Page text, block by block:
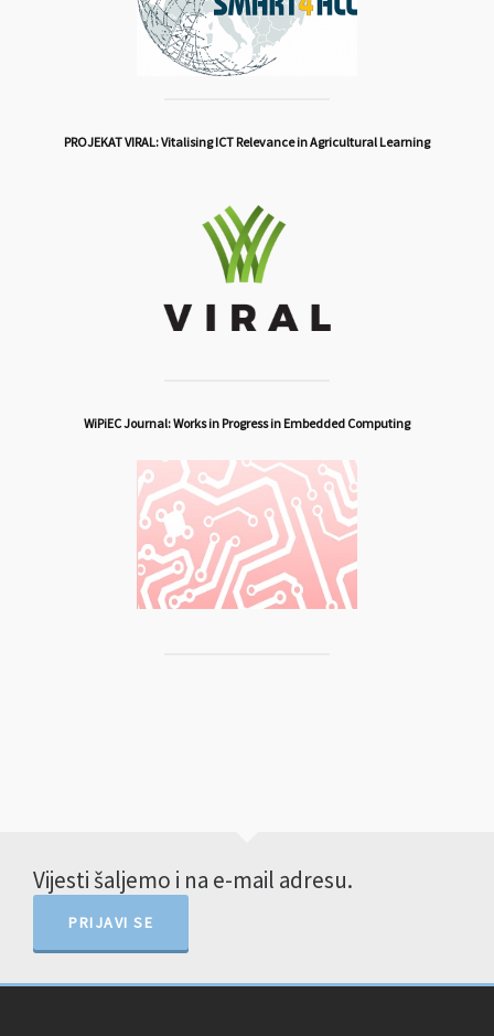
PROJEKAT VIRAL: Vitalising ICT Relevance in Agricultural Learning
WiPiEC Journal: Works in Progress in Embedded Computing
Vijesti šaljemo i na e-mail adresu.
PRIJAVI SE